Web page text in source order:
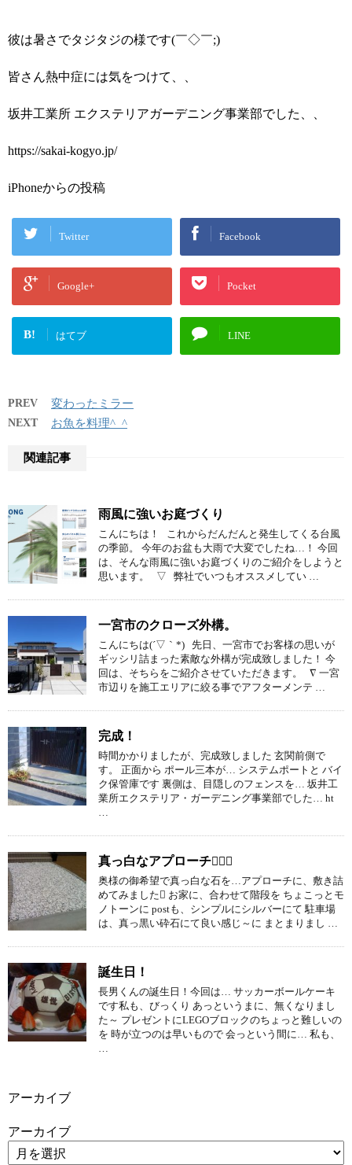
彼は暑さでタジタジの様です(￣◇￣;)
皆さん熱中症には気をつけて、、
坂井工業所 エクステリアガーデニング事業部でした、、
https://sakai-kogyo.jp/
iPhoneからの投稿
Twitter Facebook
Google+ Pocket
B! はてブ LINE
PREV 変わったミラー
NEXT お魚を料理^_^
関連記事
雨風に強いお庭づくり
こんにちは！ これからだんだんと発生してくる台風
の季節。 今年のお盆も大雨で大変でしたね…！ 今回
は、そんな雨風に強いお庭づくりのご紹介をしようと
思います。 ▽ 弊社でいつもオススメしてい …
一宮市のクローズ外構。
こんにちは(´▽｀*) 先日、一宮市でお客様の思いが
ギッシリ詰まった素敵な外構が完成致しました！ 今
回は、そちらをご紹介させていただきます。 ∇ 一宮
市辺りを施工エリアに絞る事でアフターメンテ …
完成！
時間かかりましたが、完成致しました 玄関前側で
す。 正面から ポール三本が… システムポートと バイ
ク保管庫です 裏側は、目隠しのフェンスを… 坂井工
業所エクステリア・ガーデニング事業部でした… ht
…
真っ白なアプローチ
奥様の御希望で真っ白な石を…アプローチに、敷き詰
めてみました お家に、合わせて階段を ちょこっとモ
ノトーンに postも、シンプルにシルバーにて 駐車場
は、真っ黒い砕石にて良い感じ～に まとまりまし …
誕生日！
長男くんの誕生日！今回は… サッカーボールケーキ
です私も、びっくり あっというまに、無くなりまし
た～ プレゼントにLEGOブロックのちょっと難しいの
を 時が立つのは早いもので 会っという間に… 私も、
…
アーカイブ
アーカイブ